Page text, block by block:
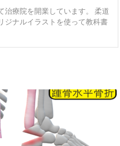
治療院を開業しています。 柔道
ジナルイラストを使って教科書